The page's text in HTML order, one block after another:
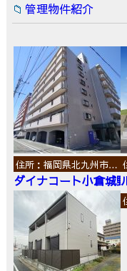
管理物件紹介
住所：福岡県北九州市…
ダイナコート小倉城野